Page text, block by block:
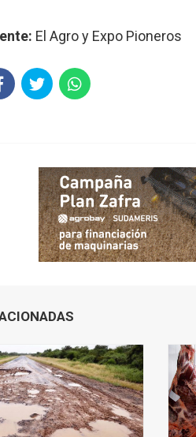
El Agro y Expo Pioneros